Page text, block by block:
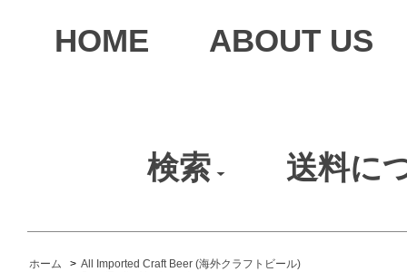
HOME ABOUT US
検索 送料に
ホーム > All Imported Craft Beer (海外クラフトビール)